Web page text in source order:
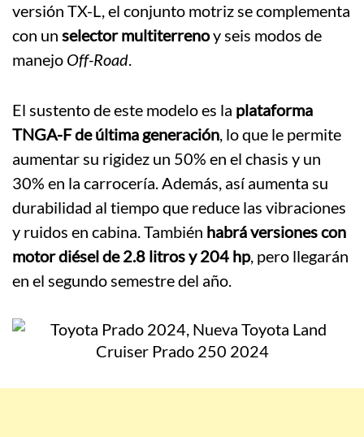
versión TX-L, el conjunto motriz se complementa
con un selector multiterrenoy seis modos de
manejo Off-Road.
El sustento de este modelo es la plataforma
TNGA-F de última generación, lo que le permite
aumentar su rigidez un 50% en el chasis y un
30% en la carrocería. Además, así aumenta su
durabilidad al tiempo que reduce las vibraciones
y ruidos en cabina. También habrá versiones con
motor diésel de 2.8 litros y 204 hp, pero llegarán
en el segundo semestre del año.